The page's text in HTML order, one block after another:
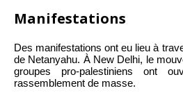
Manifestations
Des manifestations ont eu lieu à
de Netanyahu. À New Delhi, le
groupes pro-palestiniens ont
rassemblement de masse.